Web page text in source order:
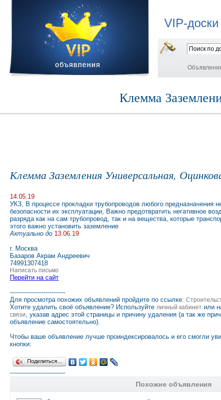
VIP-
Клемма
Клемма Заземления Универсальная,
14.05.19
УКЗ, В процессе прокладки трубопроводов любого предназначения
безопасности их эксплуатации, Важно предотвратить негативное
разряда как на сам трубопровод, так и на вещества, которые
этого важно установить заземление
Актуально до 13.06.19
г. Москва
Базаров Акрам Андреевич
74991307418
Написать письмо
Перейти на сайт
----------------------------
Для просмотра похожих объявлений пройдите по ссылке:
Хотите удалить своё объявление? Используйте личный кабинет или
связи, указав адрес этой страницы и причину удаления (а так же
объявление самостоятельно).
Чтобы ваше объявление лучше проиндексировалось и его смогли
кнопки:
Поделиться…
----------------------------
Похожие объявления